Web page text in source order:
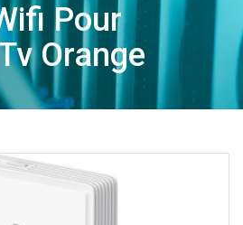
Pour
Orange